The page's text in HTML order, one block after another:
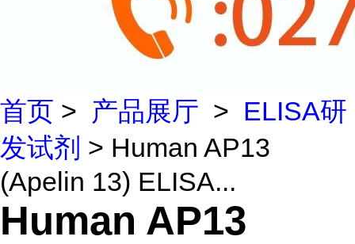
首页 > 产品展厅 > ELISA研
发试剂 > Human AP13
(Apelin 13) ELISA...
Human AP13